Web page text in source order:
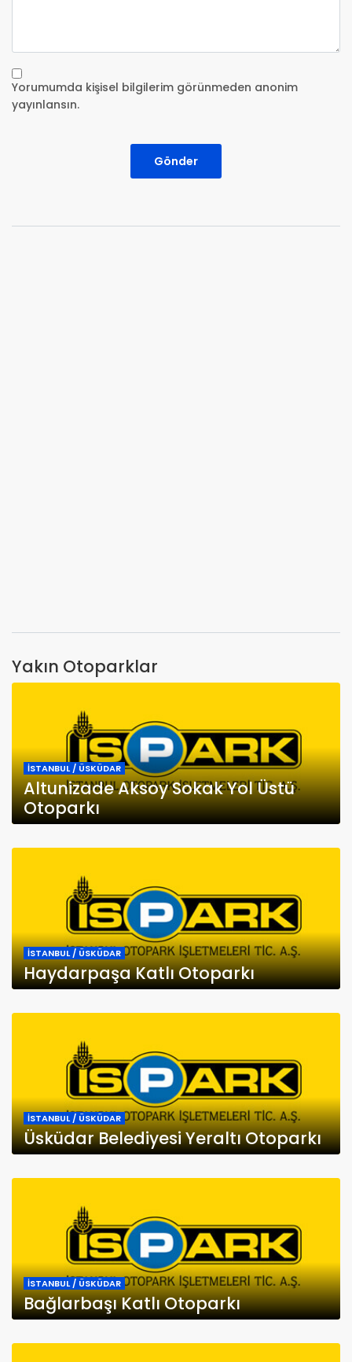
Yorumumda kişisel bilgilerim görünmeden anonim
yayınlansın.
Gönder
Yakın Otoparklar
İSTANBUL / ÜSKÜDAR
Altunizade Aksoy Sokak Yol Üstü
Otoparkı
İSTANBUL / ÜSKÜDAR
Haydarpaşa Katlı Otoparkı
İSTANBUL / ÜSKÜDAR
Üsküdar Belediyesi Yeraltı Otoparkı
İSTANBUL / ÜSKÜDAR
Bağlarbaşı Katlı Otoparkı